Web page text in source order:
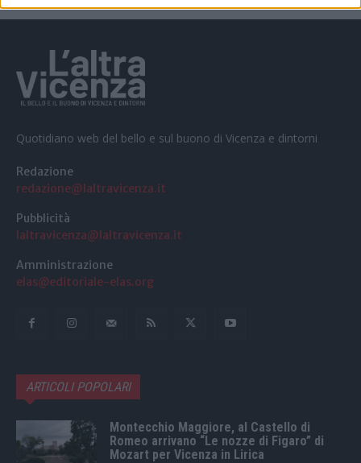
Quotidiano web del bello e sul buono di Vicenza e dintorni
Redazione
redazione@laltravicenza.it
Pubblicità
laltravicenza@laltravicenza.it
Amministrazione
elas@editoriale-elas.org
ARTICOLI POPOLARI
Montecchio Maggiore, al Castello di
Romeo arrivano “Le nozze di Figaro” di
Mozart per Vicenza in Lirica